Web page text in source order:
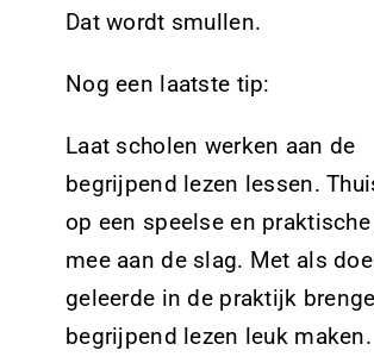
Dat wordt smullen.
Nog een laatste tip:
Laat scholen werken aan de
begrijpend lezen lessen.
op een speelse en
mee aan de slag. Met als
geleerde in de praktijk
begrijpend lezen leuk maken.